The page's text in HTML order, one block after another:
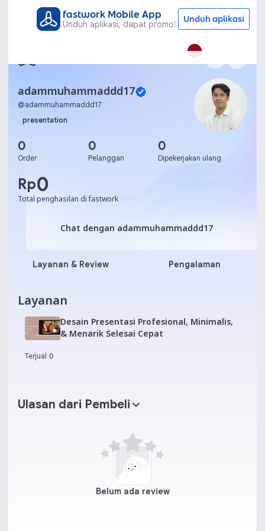
fastwork Mobile App
Unduh aplikasi, dapat promo! Unduh aplikasi
adammuhammaddd17
@adammuhammaddd17
presentation
0
Order
0
Pelanggan
0
Dipekerjakan ulang
Rp0
Total penghasilan di fastwork
Chat dengan
Chat dengan adammuhammaddd17
Layanan & Review Pengalaman
Layanan
Desain Presentasi Profesional, Minimalis,
& Menarik Selesai Cepat
Terjual 0
Ulasan dari Pembeli
Belum ada review